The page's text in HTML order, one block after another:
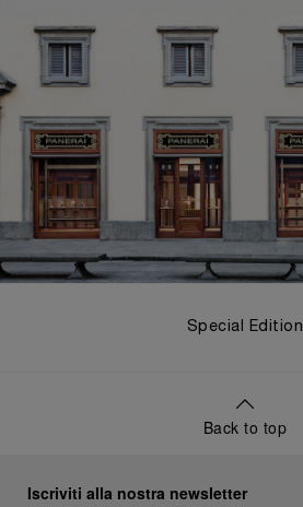
Special Edition
Back to top
Iscriviti alla nostra newsletter